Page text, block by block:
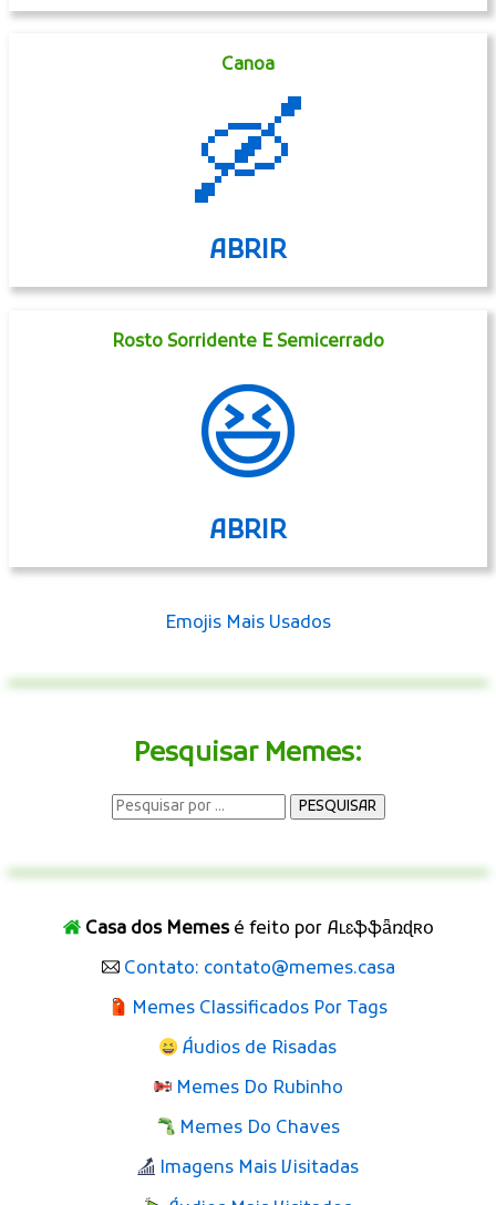
Canoa
🛶
ABRIR
Rosto Sorridente E Semicerrado
😆
ABRIR
Emojis Mais Usados
Pesquisar Memes:
Casa dos Memesé feito por Aʟɛֆֆǟռɖʀօ
Contato: contato@memes.casa
Memes Classificados Por Tags
Áudios de Risadas
Memes Do Rubinho
Memes Do Chaves
Imagens Mais Visitadas